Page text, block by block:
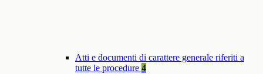
Atti e documenti di carattere generale riferiti a
tutte le procedure 4